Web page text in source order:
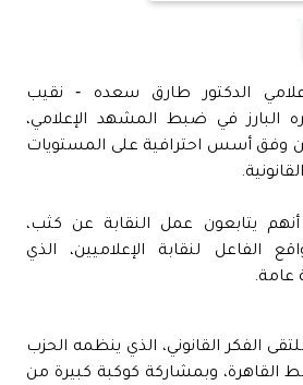
الدكتور طارق سعده ‐ نقيب
البارز في ضبط المشهد الإعلامي،
وفق أسس احترافية على المستويات
يتابعون عمل النقابة عن كثب،
الفاعل لنقابة الإعلاميين، الذي
عامة.
الفكر القانوني، الذي ينظمه الحزب
القاهرة، وبمشاركة كوكبة كبيرة من